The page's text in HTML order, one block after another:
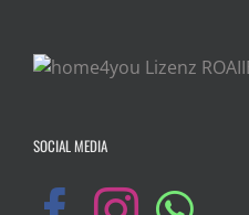
SOCIAL MEDIA